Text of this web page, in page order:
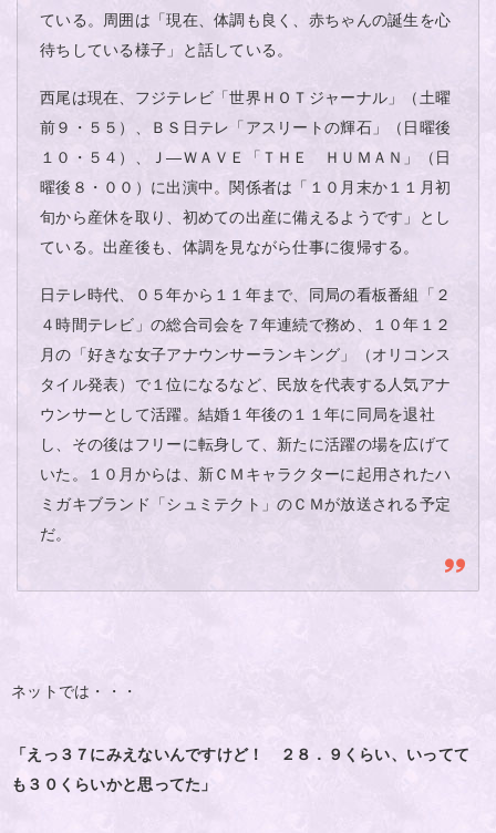
ている。周囲は「現在、体調も良く、赤ちゃんの誕生を心
待ちしている様子」と話している。
西尾は現在、フジテレビ「世界ＨＯＴジャーナル」（土曜
前９・５５）、ＢＳ日テレ「アスリートの輝石」（日曜後
１０・５４）、Ｊ―ＷＡＶＥ「ＴＨＥ ＨＵＭＡＮ」（日
曜後８・００）に出演中。関係者は「１０月末か１１月初
旬から産休を取り、初めての出産に備えるようです」とし
ている。出産後も、体調を見ながら仕事に復帰する。
日テレ時代、０５年から１１年まで、同局の看板番組「２
４時間テレビ」の総合司会を７年連続で務め、１０年１２
月の「好きな女子アナウンサーランキング」（オリコンス
タイル発表）で１位になるなど、民放を代表する人気アナ
ウンサーとして活躍。結婚１年後の１１年に同局を退社
し、その後はフリーに転身して、新たに活躍の場を広げて
いた。１０月からは、新ＣＭキャラクターに起用されたハ
ミガキブランド「シュミテクト」のＣＭが放送される予定
だ。
ネットでは・・・
「えっ３７にみえないんですけど！ ２８．９くらい、いってて
も３０くらいかと思ってた」